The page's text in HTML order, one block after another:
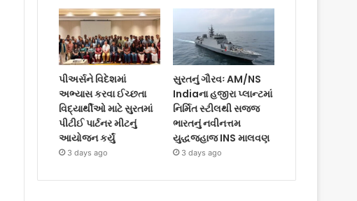
પીઅર્સને વિદેશમાં
અભ્યાસ કરવા ઈચ્છતા
વિદ્યાર્થીઓ માટે સુરતમાં
પીટીઈ પાર્ટનર મીટનું
આયોજન કર્યું
3 days ago
સુરતનું ગૌરવઃ AM/NS
Indiaના હજીરા પ્લાન્ટમાં
નિર્મિત સ્ટીલથી સજ્જ
ભારતનું નવીનત્તમ
યુદ્ધજહાજ INS માલવણ
3 days ago